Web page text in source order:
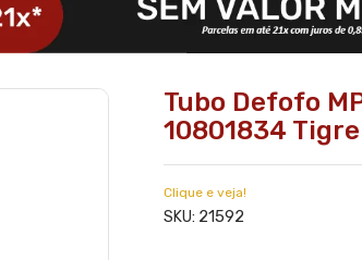
Tubo Defofo
10801834 Tigre
Clique e veja!
SKU: 21592